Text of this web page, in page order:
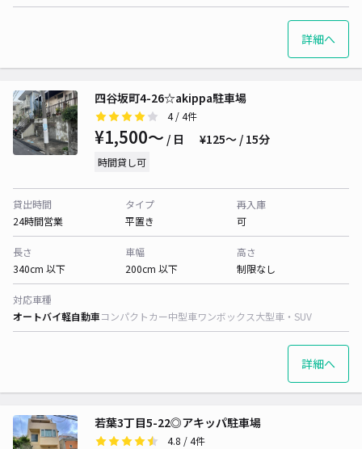
詳細へ
四谷坂町4-26☆akippa駐車場
4/ 4件
¥1,500〜 / 日 ¥125〜 / 15分
時間貸し可
貸出時間
24時間営業
タイプ
平置き
再入庫
可
長さ
340cm 以下
車幅
200cm 以下
高さ
制限なし
対応車種
オートバイ軽自動車コンパクトカー中型車ワンボックス大型車・SUV
詳細へ
若葉3丁目5-22◎アキッパ駐車場
4.8 / 4件